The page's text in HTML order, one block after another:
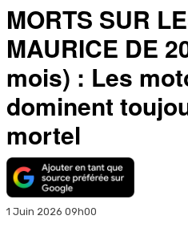
MORTS SUR
MAURICE DE
mois) : Les
dominent
mortel
1 Juin 2026 09h00